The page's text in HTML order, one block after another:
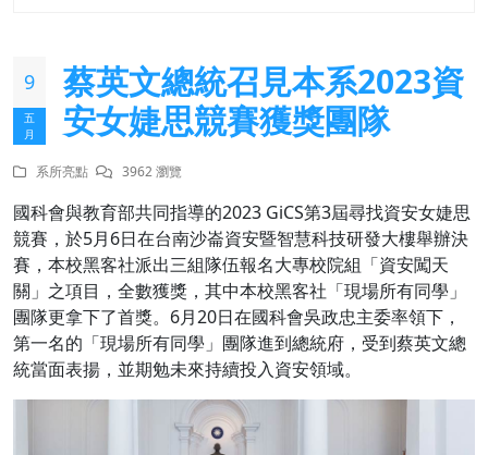
9
五
月
蔡英文總統召見本系2023資
安女婕思競賽獲獎團隊
系所亮點 3962 瀏覽
國科會與教育部共同指導的2023 GiCS第3屆尋找資安女婕思
競賽，於5月6日在台南沙崙資安暨智慧科技研發大樓舉辦決
賽，本校黑客社派出三組隊伍報名大專校院組「資安闖天
關」之項目，全數獲獎，其中本校黑客社「現場所有同學」
團隊更拿下了首獎。6月20日在國科會吳政忠主委率領下，
第一名的「現場所有同學」團隊進到總統府，受到蔡英文總
統當面表揚，並期勉未來持續投入資安領域。